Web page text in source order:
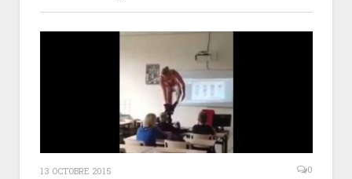
13 OCTOBRE 2015 0